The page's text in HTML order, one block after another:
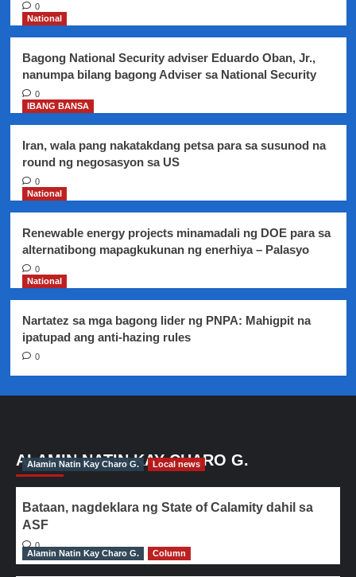
COVID-
19
parin
-
0
National
Bagong National Security adviser Eduardo Oban, Jr.,
nanumpa bilang bagong Adviser sa National Security
0
IBANG BANSA
Iran, wala pang nakatakdang petsa para sa susunod na
round ng negosasyon sa US
0
National
Renewable energy projects minamadali ng DOE para sa
alternatibong mapagkukunan ng enerhiya – Palasyo
0
National
Nartatez sa mga bagong lider ng PNPA: Mahigpit na
ipatupad ang anti-hazing rules
0
ALAMIN NATIN KAY CHARO G.
Alamin Natin Kay Charo G. Local news
Bataan, nagdeklara ng State of Calamity dahil sa
ASF
0
Alamin Natin Kay Charo G.
Column